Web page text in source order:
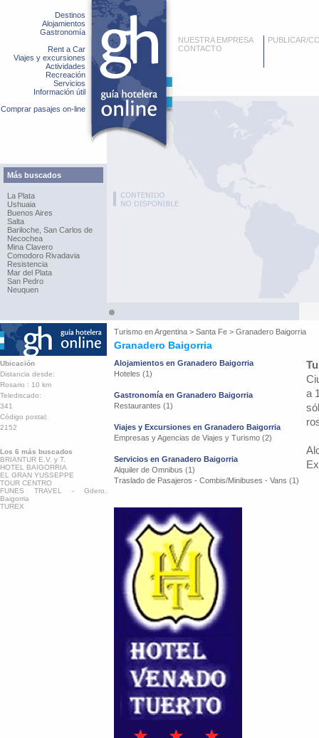
Destinos
Alojamientos
Gastronomía
Rent a Car
Viajes y excursiones
Actividades
Recreación
Servicios
Información útil
Comprar pasajes on-line
Más buscados
La Plata
Ushuaia
Buenos Aires
Salta
Bariloche, San Carlos de
Necochea
Mina Clavero
Comodoro Rivadavia
Resistencia
Mar del Plata
San Pedro
Neuquen
NUESTRA EMPRESA
CONTACTO
PUBLICAR/
Turismo enArgentina > Santa Fe > Granadero Baigorria
Granadero Baigorria
Ubicación
Distancia desde:
Rosario : 10 km
Telediscado:
341
Código postal:
2152
Los 6 más buscados
BRIANTUR E.V. y T.
HOTEL BAIGORRIA
EL GRAN YUSSEPPE
TOUR CENTRO
FUNES TRAVEL - Gdero.
Baigorria
TUREX
Alojamientos en Granadero Baigorria
Hoteles (1)
Gastronomía en Granadero Baigorria
Restaurantes (1)
Viajes y Excursiones en Granadero Baigorria
Empresas y Agencias de Viajes y Turismo (2)
Servicios en Granadero Baigorria
Alquiler de Omnibus (1)
Traslado de Pasajeros - Combis/Minibuses - Vans (1)
a